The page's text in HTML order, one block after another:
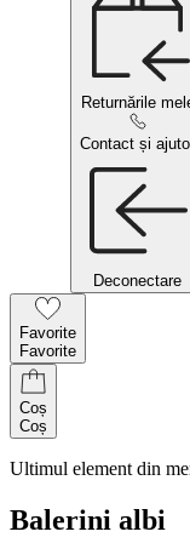
Returnările
Contact și
Deconectare
Favorite
Favorite
Coș
Coș
Ultimul element din
Balerini albi